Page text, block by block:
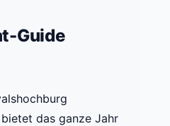
Guide
das ganze Jahr